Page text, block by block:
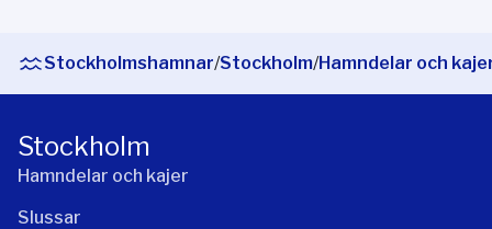
Stockholmshamnar/Stockholm/Hamndelar och
Stockholm
Hamndelar och kajer
Slussar